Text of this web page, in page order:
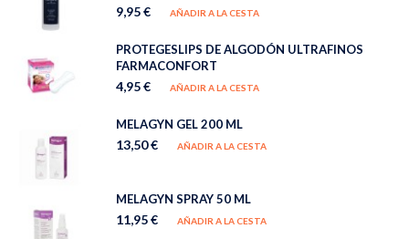
9,95 € AÑADIR A LA CESTA
PROTEGESLIPS DE ALGODÓN ULTRAFINOS
FARMACONFORT
4,95 € AÑADIR A LA CESTA
MELAGYN GEL 200 ML
13,50 € AÑADIR A LA CESTA
MELAGYN SPRAY 50 ML
11,95 € AÑADIR A LA CESTA